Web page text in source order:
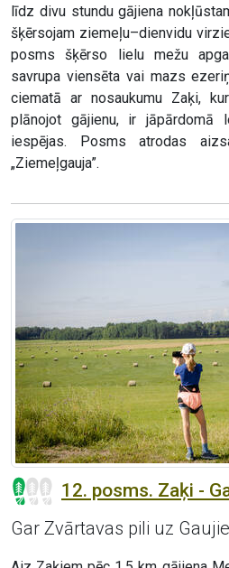
līdz divu stundu gājiena
šķērsojam ziemeļu–dienvidu
posms šķērso lielu mežu
savrupa viensēta vai mazs
ciematā ar nosaukumu Zaķi,
plānojot gājienu, ir jāpārdomā
iespējas. Posms atrodas
„Ziemeļgauja”.
12. posms. Zaķi -
Gar Zvārtavas pili uz